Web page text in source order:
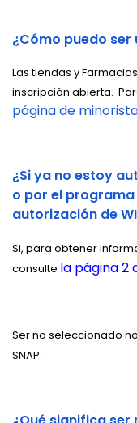
¿Cómo puedo ser
Las tiendas y
inscripción abierta.
página de
¿Si ya no estoy
o por el programa
autorización de
Si, para obtener
consulte la página 2
Ser no seleccionado
SNAP.